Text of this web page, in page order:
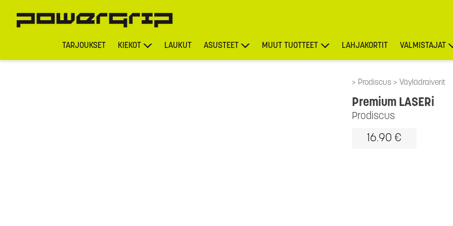
TARJOUKSET KIEKOT LAUKUT ASUSTEET MUUT TUOTTEET LAHJAKORTIT VALMISTAJAT
Prodiscus Väylädraiverit
Prodiscus
Premium LASERi
16.90 €